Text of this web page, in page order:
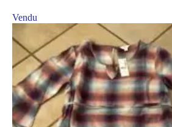
Vendu